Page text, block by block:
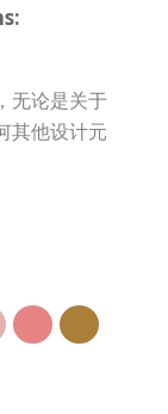
无论是关于
其他设计元